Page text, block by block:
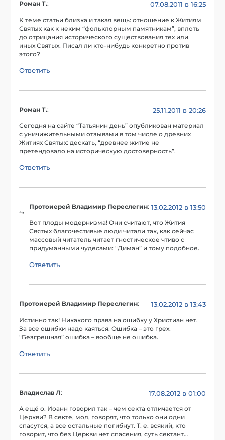
Роман Т.: 07.08.2011 в 16:25
К теме статьи близка и такая вещь: отношение к Житиям
Святых как к неким “фольклорным памятникам”, вплоть
до отрицания исторического существования тех или
иных Святых. Писал ли кто-нибудь конкретно против
этого?
Ответить
Роман Т.: 25.11.2011 в 20:26
Сегодня на сайте “Татьянин день” опубликован материал
с уничижительными отзывами в том числе о древних
Житиях Святых: дескать, “древнее житие не
претендовало на историческую достоверность”.
Ответить
Протоиерей Владимир Переслегин: 13.02.2012 в 13:50
Вот плоды модернизма! Они считают, что Жития
Святых благочестивые люди читали так, как сейчас
массовый читатель читает гностическое чтиво с
придуманными чудесами: “Диман” и тому подобное.
Ответить
Протоиерей Владимир Переслегин: 13.02.2012 в 13:43
Истинно так! Никакого права на ошибку у Христиан нет.
За все ошибки надо каяться. Ошибка – это грех.
“Безгрешная” ошибка – вообще не ошибка.
Ответить
Владислав Л: 17.08.2012 в 01:00
А ещё о. Иоанн говорил так – чем секта отличается от
Церкви? В секте, мол, говорят, что только они одни
спасутся, а все остальные погибнут. Т. е. всякий, кто
говорит, что без Церкви нет спасения, суть сектант…